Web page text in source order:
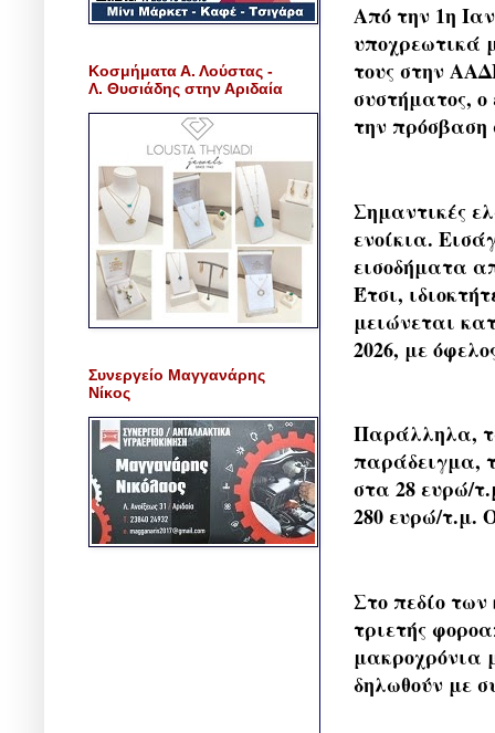
Από την 1η
υποχρεωτικά
τους στην
συστήματος, ο
την πρόσβαση
Σημαντικές
ενοίκια.
εισοδήματα
Έτσι,
μειώνεται
2026, με
Παράλληλα,
παράδειγμα,
στα 28 ευρώ/
280 ευρώ/τ.μ.
Στο πεδίο των
τριετής
μακροχρόνια
δηλωθούν με
Κοσμήματα Α. Λούστας -
Λ. Θυσιάδης στην Αριδαία
Συνεργείο Μαγγανάρης
Νίκος